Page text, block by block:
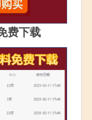
费下载